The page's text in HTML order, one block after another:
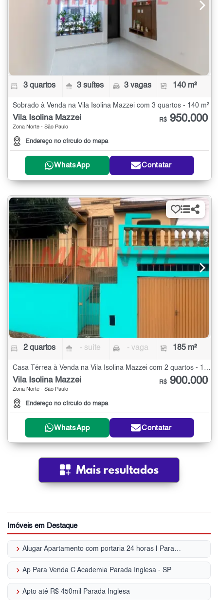
3 quartos 3 suítes 3 vagas 140 m²
Sobrado à Venda na Vila Isolina Mazzei com 3 quartos - 140 m²
Vila Isolina Mazzei
Zona Norte - São Paulo
Endereço no círculo do mapa
R$ 950.000
WhatsApp Contatar
2 quartos - suíte - vaga 185 m²
Casa Térrea à Venda na Vila Isolina Mazzei com 2 quartos - 185 m²
Vila Isolina Mazzei
Zona Norte - São Paulo
Endereço no círculo do mapa
R$ 900.000
WhatsApp Contatar
Imóveis em Destaque
keyboard_arrow_right Alugar Apartamento com portaria 24 horas | Parada Inglesa
keyboard_arrow_right Ap Para Venda C Academia Parada Inglesa - SP
keyboard_arrow_right Apto até R$ 450mil Parada Inglesa